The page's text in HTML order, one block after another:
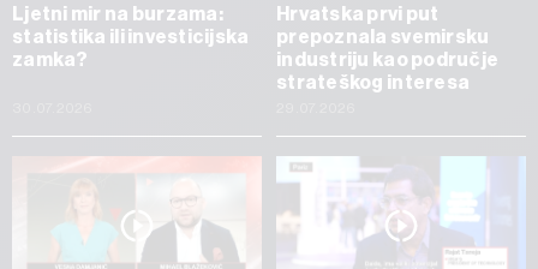
Ljetni mir na burzama:
statistika ili investicijska
zamka?
Hrvatska prvi put
prepoznala svemirsku
industriju kao područje
strateškog interesa